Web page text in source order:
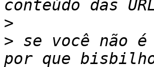
>
> se você não